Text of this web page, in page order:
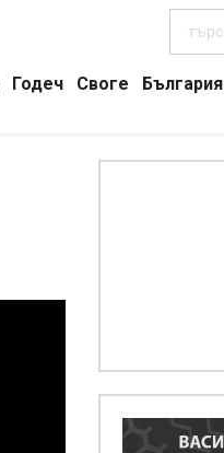
Годеч Своге България